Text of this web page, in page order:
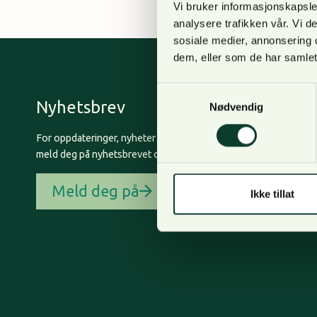
Vi bruker
analysere trafikken vår. Vi
sosiale medier,
dem, eller som de har
Nødvendig
Ikke tillat
Nyhetsbrev
For oppdateringer, nyheter og skogfaglige artikler,
meld deg på nyhetsbrevet og få nyhetsbrev på epost.
Meld deg på